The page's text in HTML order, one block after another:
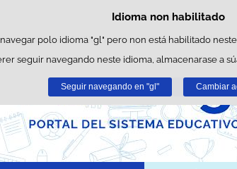
Política de cookies
propias para facilitar a navegación e cookies de
Pode obter máis información no apartado
Aceptar Rexeitar
Idioma non habilitado
polo idioma "gl" pero non está habilitado
seguir navegando neste idioma, almacenarase a
Seguir navegando en "gl" Cambiar
Saltar ao